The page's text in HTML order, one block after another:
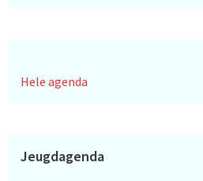
Hele agenda
Jeugdagenda